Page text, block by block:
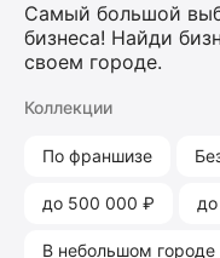
Самый большой
бизнеса! Найди
своем городе.
Коллекции
По франшизе
до 500 000 ₽
В небольшом городе